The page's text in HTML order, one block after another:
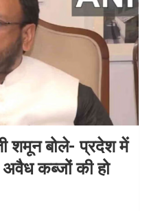
शमून बोले- प्रदेश में
अवैध कब्जों की हो